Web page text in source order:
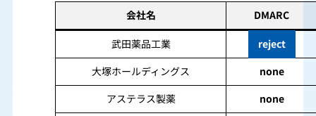
会社名
DMARC
武田薬品工業
reject
大塚ホールディングス
none
アステラス製薬
none